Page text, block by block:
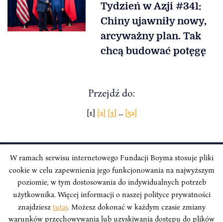
Tydzień w Azji #341:
Chiny ujawniły nowy,
arcyważny plan. Tak
chcą budować potęgę
Przejdź do:
Stronicowanie
[1] [2] [3] … [52]
INSTYTUT BOYMA / Asian Century
Adres korespondencyjny: ul. Freta 11/5, 00-027 Warszawa
Odwiedź nas w mediach społecznościowych:
W ramach serwisu internetowego Fundacji Boyma stosuje pliki
cookie w celu zapewnienia jego funkcjonowania na najwyższym
poziomie, w tym dostosowania do indywidualnych potrzeb
użytkownika. Więcej informacji o naszej polityce prywatności
znajdziesz tutaj. Możesz dokonać w każdym czasie zmiany
warunków przechowywania lub uzyskiwania dostępu do plików